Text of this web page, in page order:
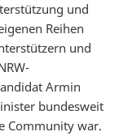
und
Reihen
und
Armin
bundesweit
Community war.